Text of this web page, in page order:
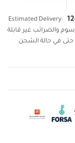
Estimated
الرسوم والضرائب غير
حتى في حالة